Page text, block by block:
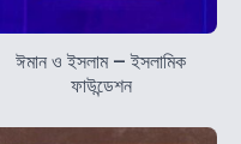
ঈমান ও ইসলাম – ইসলামিক
ফাউন্ডেশন